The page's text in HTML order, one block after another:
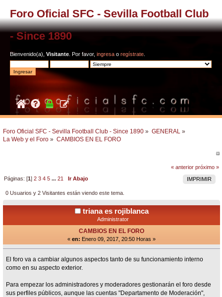
Foro Oficial SFC - Sevilla Football Club
- Since 1890
Bienvenido(a), Visitante . Por favor, ingresa o regístrate
Foro Oficial SFC - Sevilla Football Club - Since 1890 » GENERAL »
La Web y el Foro » CAMBIOS EN EL FORO
« anterior próximo »
IMPRIMIR
Páginas: [1]2 3 4 5 ...21 Ir Abajo
0 Usuarios y 2 Visitantes están viendo este tema.
triana es rojiblanca
Administrator
CAMBIOS EN EL FORO
« en: Enero 09, 2017, 20:50 Horas »
El foro va a cambiar algunos aspectos tanto de su funcionamiento interno
como en su aspecto exterior.
Para empezar los administradores y moderadores gestionarán el foro desde
sus perfiles públicos, aunque las cuentas "Departamento de Moderación",